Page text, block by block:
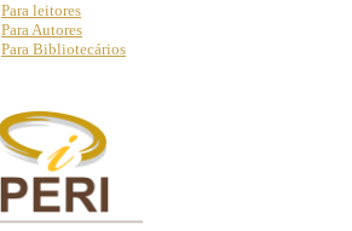
Para leitores
Para Autores
Para Bibliotecários